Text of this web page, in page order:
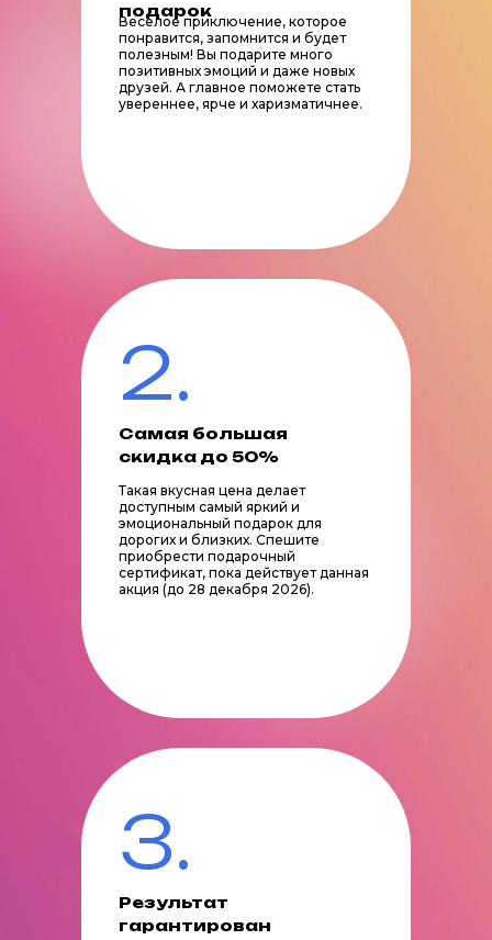
Веселое приключение, которое
понравится, запомнится и будет
полезным! Вы подарите много
позитивных эмоций и даже новых
друзей. А главное поможете стать
увереннее, ярче и харизматичнее.
подарок
Такая вкусная цена делает
доступным самый яркий и
эмоциональный подарок для
дорогих и близких. Спешите
приобрести подарочный
сертификат, пока действует данная
акция (до 28 декабря 2026).
Самая большая
скидка до 50%
2.
Результат
гарантирован
3.